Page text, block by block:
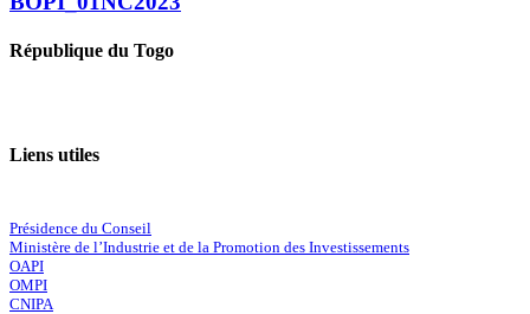
République du Togo
Liens utiles
Présidence du Conseil
Ministère de l’Industrie et de la Promotion des Investissements
OAPI
OMPI
CNIPA